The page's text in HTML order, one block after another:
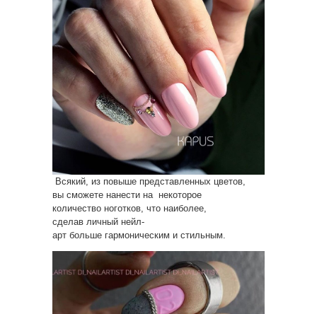
Всякий, из повыше представленных цветов,
вы сможете нанести на некоторое
количество ноготков, что наиболее,
сделав личный нейл-
арт больше гармоническим и стильным.